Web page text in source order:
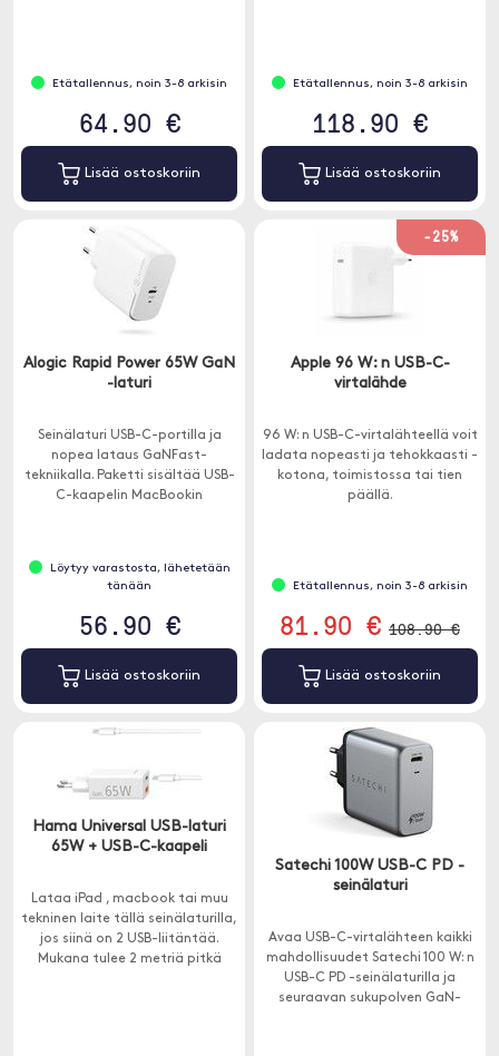
Etätallennus, noin 3-8 arkisin
64.90 €
Lisää ostoskoriin
Etätallennus, noin 3-8 arkisin
118.90 €
Lisää ostoskoriin
Alogic Rapid Power 65W GaN
-laturi
Seinälaturi USB-C-portilla ja
nopea lataus GaNFast-
tekniikalla. Paketti sisältää USB-
C-kaapelin MacBookin
Löytyy varastosta, lähetetään
tänään
56.90 €
Lisää ostoskoriin
-25%
Apple 96 W: n USB-C-
virtalähde
96 W: n USB-C-virtalähteellä voit
ladata nopeasti ja tehokkaasti -
kotona, toimistossa tai tien
päällä.
Etätallennus, noin 3-8 arkisin
81.90 € 108.90 €
Lisää ostoskoriin
Hama Universal USB-laturi
65W + USB-C-kaapeli
Lataa iPad , macbook tai muu
tekninen laite tällä seinälaturilla,
jos siinä on 2 USB-liitäntää.
Mukana tulee 2 metriä pitkä
Satechi 100W USB-C PD -
seinälaturi
Avaa USB-C-virtalähteen kaikki
mahdollisuudet Satechi 100 W: n
USB-C PD -seinälaturilla ja
seuraavan sukupolven GaN-